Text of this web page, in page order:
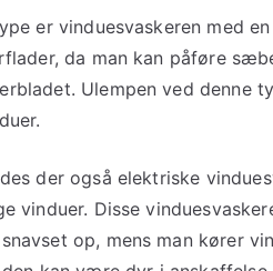
er vinduesvaskeren med
da man kan påføre
Ulempen ved denne
der også elektriske
vinduer. Disse
op, mens man kører